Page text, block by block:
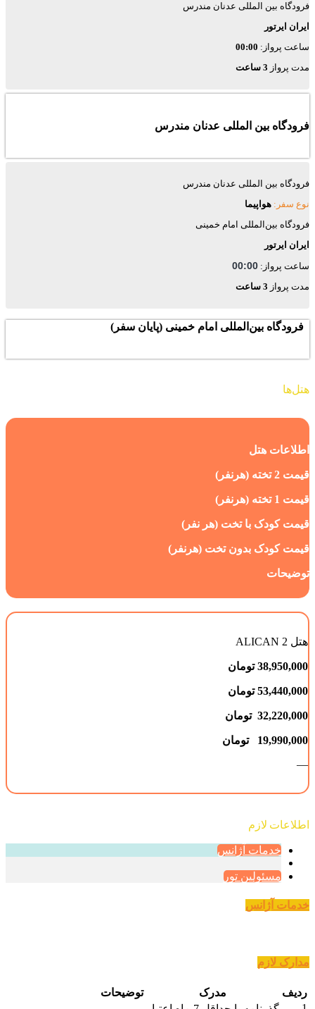
فرودگاه بین المللی عدنان مندرس
ایران ایرتور
ساعت پرواز: 00:00
مدت پرواز 3 ساعت
فرودگاه بین المللی عدنان مندرس
فرودگاه بین المللی عدنان مندرس
نوع سفر: هواپیما
فرودگاه بین‌المللی امام خمینی
ایران ایرتور
ساعت پرواز: 00:00
مدت پرواز 3 ساعت
فرودگاه بین‌المللی امام خمینی (پایان سفر)
هتل‌ها
اطلاعات هتل
قیمت 2 تخته (هرنفر)
قیمت 1 تخته (هرنفر)
قیمت کودک با تخت (هر نفر)
قیمت کودک بدون تخت (هرنفر)
توضیحات
هتل ALICAN 2
38,950,000 تومان
53,440,000 تومان
32,220,000 تومان
19,990,000 تومان
—
اطلاعات لازم‌
خدمات آژانس
مسئولین تور
خدمات آژانس
مدارک لازم
ردیف مدرک
توضیحات